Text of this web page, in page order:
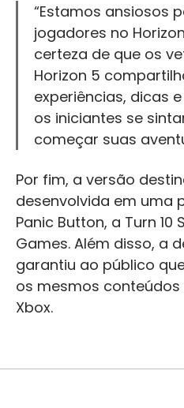
“Estamos ansiosos
jogadores no
certeza de que os
Horizon 5
experiências, dicas
os iniciantes se
começar suas
Por fim, a versão
desenvolvida em uma
Panic Button, a Turn 10
Games. Além disso, a
garantiu ao público
os mesmos conteúdos
Xbox.